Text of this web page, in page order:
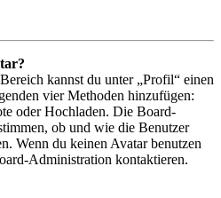
kannst du unter „Profil“ einen
vier Methoden hinzufügen:
oder Hochladen. Die Board-
ob und wie die Benutzer
Wenn du keinen Avatar benutzen
Administration kontaktieren.